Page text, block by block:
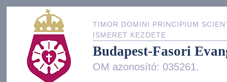
TIMOR DOMINI PRINCIPIUM
ISMERET KEZDETE
Budapest-Fasori
OM azonosító: 035261.